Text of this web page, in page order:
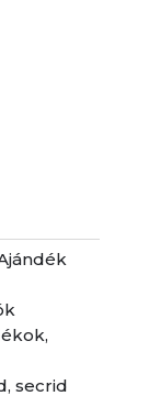
,
, secrid